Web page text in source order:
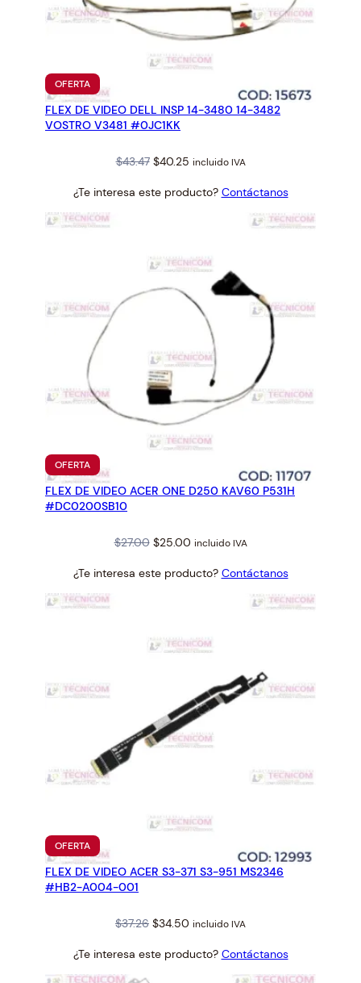
a
n
t
OFERTAPRODUCTO
EN
OFERTA
FLEX DE VIDEO DELL INSP 14-3480 14-3482
VOSTRO V3481 #0JC1KK
$43.47 Original
was:
$40.25Current
is:
incluido IVA
¿Te interesa este producto? Contáctanos
OFERTAPRODUCTO
EN
OFERTA
FLEX DE VIDEO ACER ONE D250 KAV60 P531H
#DC0200SB10
$27.00 Original
was:
$25.00Current
is:
incluido IVA
¿Te interesa este producto? Contáctanos
OFERTAPRODUCTO
EN
OFERTA
FLEX DE VIDEO ACER S3-371 S3-951 MS2346
#HB2-A004-001
$37.26 Original
was:
$34.50 Current
is:
incluido IVA
¿Te interesa este producto? Contáctanos